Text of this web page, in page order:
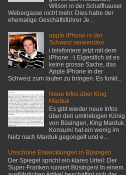
Wilson in der Schaffhauser
Webergasse nicht mehr. Dies habe der
ehemalige Geschäftsführer Je...
apple iPhone in der
Schweiz verwenden
i telefoniere jetzt mit dem
iPhone :-) Eigentlich ist es
keine grosse Sache, das
Apple iPhone in der
Schweiz zum laufen zu bringen. Es funkt...
Neue Infos über King
Marduk
Es gibt wieder neue Infos
über den umtriebigen König
von Büsingen, King Marduk.
Konsumi hat ein wenig im
Netz nach Marduk gegoogelt und e...
Unschöne Entwicklungen in Büsingen
Der Spiegel spricht ein klares Urteil: Der
Super-Franken ruiniert Büsingen! In einem